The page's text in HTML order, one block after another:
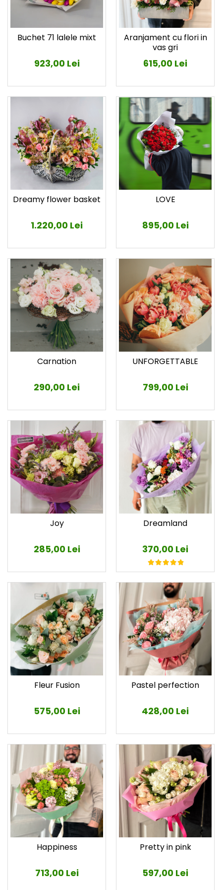
Buchet 71 lalele mixt
923,00 Lei
Aranjament cu flori in
vas gri
615,00 Lei
Dreamy flower basket
1.220,00 Lei
LOVE
895,00 Lei
Carnation
290,00 Lei
UNFORGETTABLE
799,00 Lei
Joy
285,00 Lei
Dreamland
370,00 Lei
Fleur Fusion
575,00 Lei
Pastel perfection
428,00 Lei
Happiness
713,00 Lei
Pretty in pink
597,00 Lei